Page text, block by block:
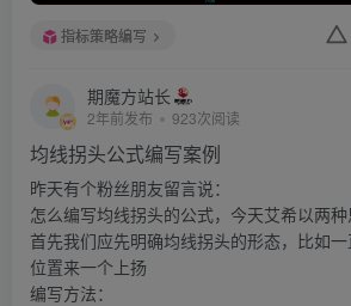
指标策略编写
期魔方站长
2年前发布 923次阅读
均线拐头公式编写案例
昨天有个粉丝朋友留言说：
怎么编写均线拐头的公式，今天艾希以两
首先我们应先明确均线拐头的形态，比如
位置来一个上扬
编写方法：